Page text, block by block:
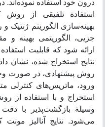
استفادة تلفیقی از
بهینه‌سازی الگوریتم
جزیی، الگوریتمی بهینه و
ارائه شود که قابلیت
نتایج استخراج شده، نشان
روش پیشنهادی، در صورت
ورود، ماتریس‌های کنترلی
استخراج و با استفاده از
وسیلة بازگشت‌پذیر با
می‌شود. نتایج آنالیز